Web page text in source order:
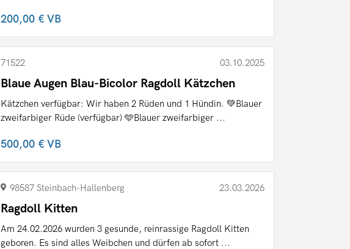
200,00 €VB
71522 03.10.2025
Blaue Augen Blau-Bicolor Ragdoll Kätzchen
Kätzchen verfügbar: Wir haben 2 Rüden und 1 Hündin. 💚Blauer
zweifarbiger Rüde (verfügbar) 🩵Blauer zweifarbiger ...
500,00 €VB
98587 Steinbach-Hallenberg 23.03.2026
Ragdoll Kitten
Am 24.02.2026 wurden 3 gesunde, reinrassige Ragdoll Kitten
geboren. Es sind alles Weibchen und dürfen ab sofort ...